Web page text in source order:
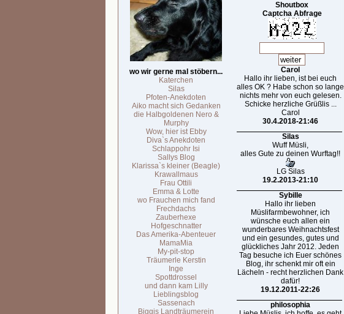
wo wir gerne mal stöbern...
Katerchen
Silas
Pfoten-Anekdoten
Aiko macht sich Gedanken
die Halbgoldenen Nero &
Murphy
Wow, hier ist Ebby
Diva`s Anekdoten
Schlappohr Isi
Sallys Blog
Klarissa`s kleiner (Beagle)
Krawallmaus
Frau Ottili
Emma & Lotte
wo Frauchen mich fand
Frechdachs
Zauberhexe
Hofgeschnatter
Das Amerika-Abenteuer
MamaMia
My-pit-stop
Träumerle Kerstin
Inge
Spottdrossel
und dann kam Lilly
Lieblingsblog
Sassenach
Biggis Landträumerein
Shoutbox
Captcha Abfrage
Carol
Hallo ihr lieben, ist bei euch
alles OK ? Habe schon so lange
nichts mehr von euch gelesen.
Schicke herzliche Grüßlis ...
Carol
30.4.2018-21:46
Silas
Wuff Müsli,
alles Gute zu deinen Wurftag!!
LG Silas
19.2.2013-21:10
Sybille
Hallo ihr lieben
Müslifarmbewohner, ich
wünsche euch allen ein
wunderbares Weihnachtsfest
und ein gesundes, gutes und
glückliches Jahr 2012. Jeden
Tag besuche ich Euer schönes
Blog, ihr schenkt mir oft ein
Lächeln - recht herzlichen Dank
dafür!
19.12.2011-22:26
philosophia